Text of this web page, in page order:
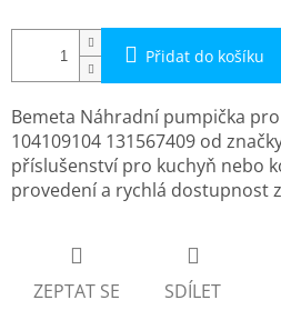
Přidat do košíku
Bemeta Náhradní pumpička
104109104 131567409 od
příslušenství pro kuchyň nebo
provedení a rychlá dostupnost
ZEPTAT SE SDÍLET